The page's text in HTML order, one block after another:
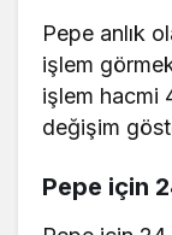
Pepe anlık
işlem
işlem hacmi
değişim
Pepe için